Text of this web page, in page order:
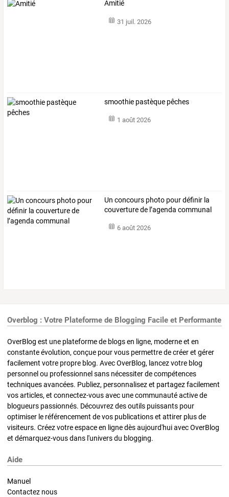
Amitié
31 juil. 2026
smoothie pastèque pêches
1 août 2026
Un concours photo pour définir la
couverture de l’agenda communal
6 août 2026
Overblog : Votre Plateforme de Blogging Facile et Performante
OverBlog est une plateforme de blogs en ligne, moderne et en
constante évolution, conçue pour vous permettre de créer et gérer
facilement votre propre blog. Avec OverBlog, lancez votre blog
personnel ou professionnel sans nécessiter de compétences
techniques avancées. Publiez, personnalisez et partagez facilement
vos articles, et connectez-vous avec une communauté active de
blogueurs passionnés. Découvrez des outils puissants pour
optimiser le référencement de vos publications et attirer plus de
visiteurs. Créez votre espace en ligne dès aujourd'hui avec OverBlog
et démarquez-vous dans l'univers du blogging.
Aide
Manuel
Contactez nous